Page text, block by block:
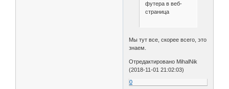
футера в веб-
страница
Мы тут все, скорее всего, это
знаем.
Отредактировано MihalNik
(2018-11-01 21:02:03)
0